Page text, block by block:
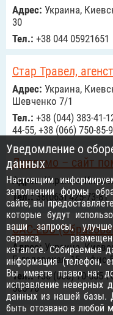
Адрес: Украина,
30
Тел.: +38 044 05921651
Стар Травел,
Адрес: Украина,
Шевченко 7/1
Тел.: +38 (044) 383-41-
44-55, +38 (066) 750-85-
Дипломо – сайт
Адрес:Украина,
Тел.:38(063) 425-73-81
CAC-EDU
Адрес:Украина,
Гоголевская, 15, офис
Тел.:+38 (068) 70-505-
505-70
Уведомление о
данных
Настоящим
заполнении формы
сайте, вы
которые будут
ваши запросы,
сервиса,
каталоге. Собираемые
информация (телефон,
Вы имеете право на:
исправление неверных
данных из нашей базы.
быть отозвано в любой